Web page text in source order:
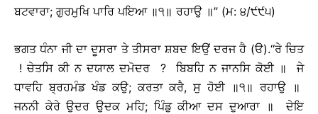
ਬਟਵਾਰਾ; ਗੁਰਮੁਖਿ ਪਾਰਿ ਪਇਆ ॥੧॥ ਰਹਾਉ ॥’’ (ਮ: ੪/੯੯੫)
ਭਗਤ ਧੰਨਾ ਜੀ ਦਾ ਦੂਸਰਾ ਤੇ ਤੀਸਰਾ ਸ਼ਬਦ ਇਉਂ ਦਰਜ ਹੈ (ੳ).‘‘ਰੇ ਚਿਤ
! ਚੇਤਸਿ ਕੀ ਨ ਦਯਾਲ ਦਮੋਦਰ ? ਬਿਬਹਿ ਨ ਜਾਨਸਿ ਕੋਈ ॥ ਜੇ
ਧਾਵਹਿ ਬ੍ਰਹਮੰਡ ਖੰਡ ਕਉ; ਕਰਤਾ ਕਰੈ, ਸੁ ਹੋਈ ॥੧॥ ਰਹਾਉ ॥
ਜਨਨੀ ਕੇਰੇ ਉਦਰ ਉਦਕ ਮਹਿ; ਪਿੰਡੁ ਕੀਆ ਦਸ ਦੁਆਰਾ ॥ ਦੇਇ